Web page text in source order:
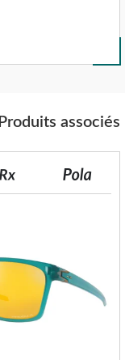
Produits associés